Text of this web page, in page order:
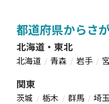
都道府県からさ
北海道・東北
北海道 青森 岩手
関東
茨城 栃木 群馬 埼玉